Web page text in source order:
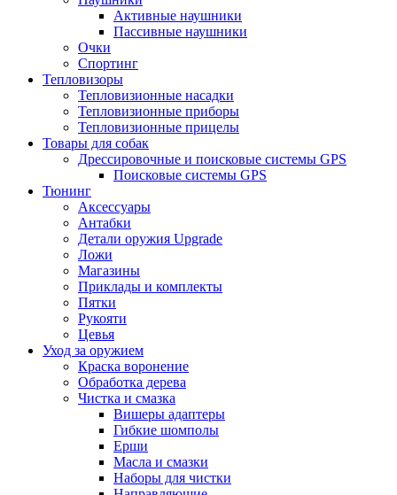
Активные наушники
Пассивные наушники
Очки
Спортинг
Тепловизоры
Тепловизионные насадки
Тепловизионные приборы
Тепловизионные прицелы
Товары для собак
Дрессировочные и поисковые системы GPS
Поисковые системы GPS
Тюнинг
Аксессуары
Антабки
Детали оружия Upgrade
Ложи
Магазины
Приклады и комплекты
Пятки
Рукояти
Цевья
Уход за оружием
Краска воронение
Обработка дерева
Чистка и смазка
Вишеры адаптеры
Гибкие шомполы
Ерши
Масла и смазки
Наборы для чистки